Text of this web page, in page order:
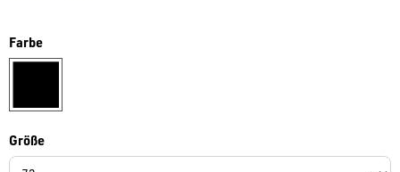
Farbeauswählen
Größeauswählen